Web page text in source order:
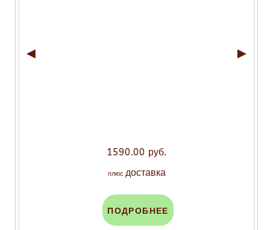
◄ ►
1590.00 руб.
плюс доставка
ПОДРОБНЕЕ